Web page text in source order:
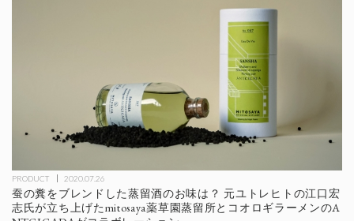
PRODUCT 2020.07.26
蚕の糞をブレンドした蒸留酒のお味は？ 元ユトレヒトの江口宏
志氏が立ち上げたmitosaya薬草園蒸留所とコオロギラーメンのA